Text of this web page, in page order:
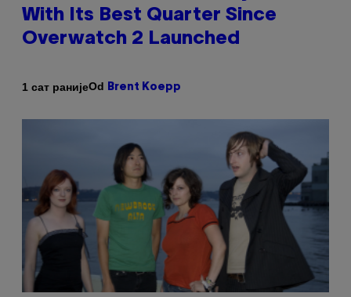
With Its Best Quarter Since
Overwatch 2 Launched
1 сат ранијеOd Brent Koepp